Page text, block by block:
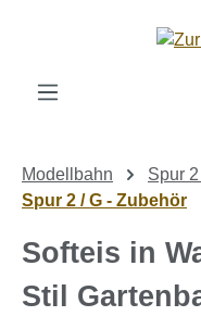
Zum Hauptinhalt
Modellbahn
Spur
Spur 2 / G - Zubehör
Softeis in
Stil